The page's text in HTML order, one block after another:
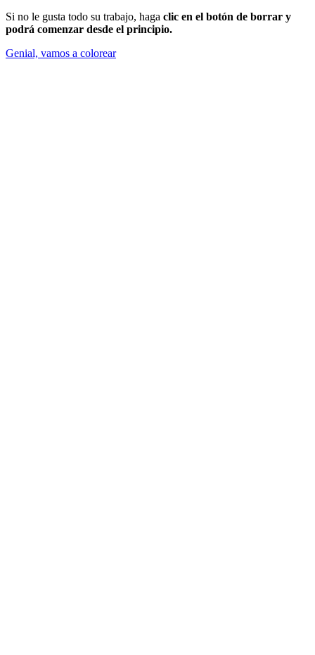
Si no le gusta todo su trabajo, haga clic en el botón de borrar y
podrá comenzar desde el principio.
Genial, vamos a colorear